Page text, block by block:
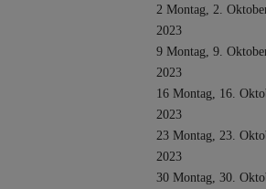
2 Montag, 2.
2023
9 Montag, 9.
2023
16 Montag, 16.
2023
23 Montag, 23.
2023
30 Montag, 30.